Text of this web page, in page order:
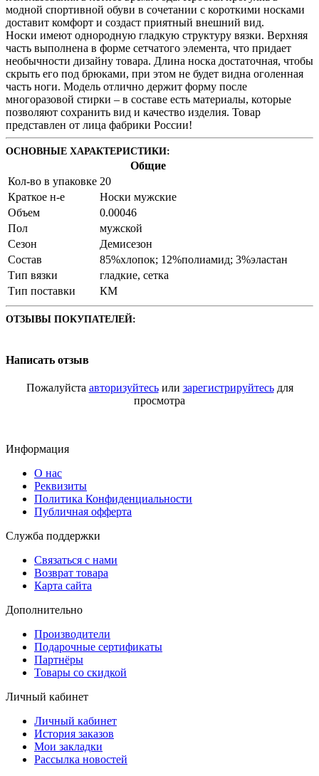
модной спортивной обуви в сочетании с короткими носками
доставит комфорт и создаст приятный внешний вид.
Носки имеют однородную гладкую структуру вязки. Верхняя
часть выполнена в форме сетчатого элемента, что придает
необычности дизайну товара. Длина носка достаточная, чтобы
скрыть его под брюками, при этом не будет видна оголенная
часть ноги. Модель отлично держит форму после
многоразовой стирки – в составе есть материалы, которые
позволяют сохранить вид и качество изделия. Товар
представлен от лица фабрики России!
ОСНОВНЫЕ ХАРАКТЕРИСТИКИ:
Общие
Кол-во в упаковке 20
Краткое н-е
Носки мужские
Объем
0.00046
Пол
мужской
Сезон
Демисезон
Состав
85%хлопок; 12%полиамид; 3%эластан
Тип вязки
гладкие, сетка
Тип поставки
КМ
ОТЗЫВЫ ПОКУПАТЕЛЕЙ:
Написать отзыв
Пожалуйста авторизуйтесьили зарегистрируйтесьдля
просмотра
Информация
О нас
Реквизиты
Политика Конфиденциальности
Публичная офферта
Служба поддержки
Связаться с нами
Возврат товара
Карта сайта
Дополнительно
Производители
Подарочные сертификаты
Партнёры
Товары со скидкой
Личный кабинет
Личный кабинет
История заказов
Мои закладки
Рассылка новостей